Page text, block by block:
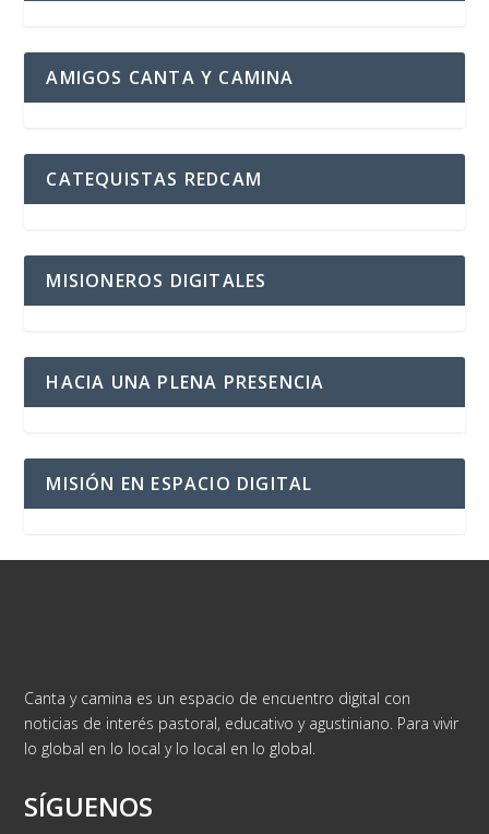
AMIGOS CANTA Y CAMINA
CATEQUISTAS REDCAM
MISIONEROS DIGITALES
HACIA UNA PLENA PRESENCIA
MISIÓN EN ESPACIO DIGITAL
Canta y camina es un espacio de encuentro digital con
noticias de interés pastoral, educativo y agustiniano. Para vivir
lo global en lo local y lo local en lo global.
SÍGUENOS